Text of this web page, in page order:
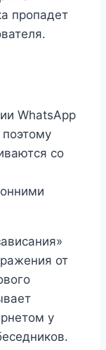
пропадет
WhatsApp
со
от
у